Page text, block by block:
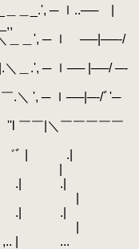
─ ｌ..── |
ｌ ──|──‐/
ｌ── |──/ ─‐
─ ｌ──|─‐/ﾞ'─
|＼￣￣￣￣￣
| .|
| |
.|
| .| | |
.|
| .| | |
...